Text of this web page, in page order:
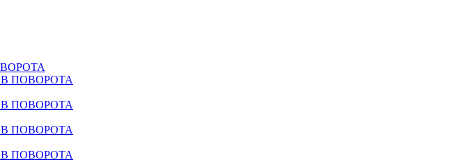
ПОВОРОТА
ПОВОРОТА
ПОВОРОТА
ПОВОРОТА